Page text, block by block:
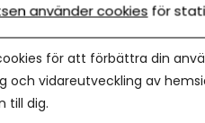
del av bokföringen. Ett
automatiskt ut moms
som ligger till grund för
använder cookies för
för att förbättra din
och vidareutveckling av
till dig.